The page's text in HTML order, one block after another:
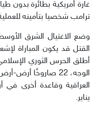
غارة أمريكية بطائرة بدون
ترامب شخصيا بتأمينه للعملية
وضع الاغتيال الشرق
القتل قد يكون المباراة
أطلق الحرس الثوري
الوجه، 22 صاروخًا
يناير.